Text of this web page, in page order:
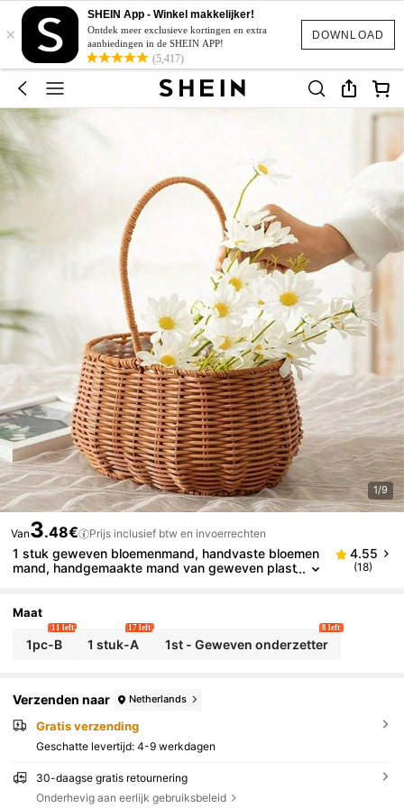
DOWNLOAD
×
SHEIN App - Winkel makkelijker!
Ontdek meer exclusieve kortingen en extra
aanbiedingen in de SHEIN APP!
(5,417)
1/9
Van3.48€ Prijs inclusief btw en invoerrechten
1 stuk geweven bloemenmand, handvaste bloemen
mand, handgemaakte mand van geweven plast
e en stevige opbergmand, Europese stijl buitenactiv
iteit cadeau, handgeweven textuur, geschikt voor pi
cknick en feest, modieuze en praktische mand, cad
eaumand, handvaste mand, picknickmand voor mei
eau voor thuis
4.55
(18)
Maat
1pc-B
11 left
1 stuk-A
17 left
1st - Geweven onderzetter
8 left
Verzenden naar Netherlands
Gratis verzending
Geschatte levertijd: 4-9 werkdagen
30-daagse gratis retournering
Onderhevig aan eerlijk gebruiksbeleid